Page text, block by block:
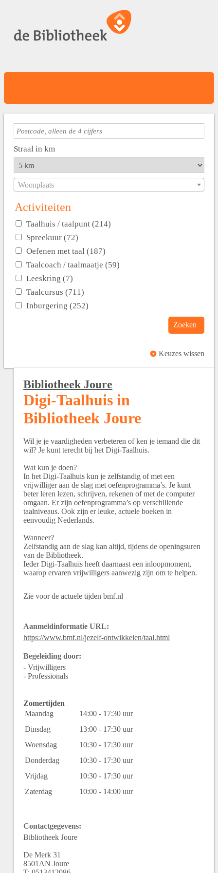
Straal in km
Woonplaats
Activiteiten
Taalhuis / taalpunt (214)
Spreekuur (72)
Oefenen met taal (187)
Taalcoach / taalmaatje (59)
Leeskring (7)
Taalcursus (711)
Inburgering (252)
Zoeken
Keuzes wissen
Bibliotheek Joure
Digi-Taalhuis in
Bibliotheek Joure
Wil je je vaardigheden verbeteren of ken je iemand die dit
wil? Je kunt terecht bij het Digi-Taalhuis.
Wat kun je doen?
In het Digi-Taalhuis kun je zelfstandig of met een
vrijwilliger aan de slag met oefenprogramma’s. Je kunt
beter leren lezen, schrijven, rekenen of met de computer
omgaan. Er zijn oefenprogramma’s op verschillende
taalniveaus. Ook zijn er leuke, actuele boeken in
eenvoudig Nederlands.
Wanneer?
Zelfstandig aan de slag kan altijd, tijdens de openingsuren
van de Bibliotheek.
Ieder Digi-Taalhuis heeft daarnaast een inloopmoment,
waarop ervaren vrijwilligers aanwezig zijn om te helpen.
Zie voor de actuele tijden bmf.nl
Aanmeldinformatie URL:
https://www.bmf.nl/jezelf-ontwikkelen/taal.html
Begeleiding door:
- Vrijwilligers
- Professionals
Zomertijden
Maandag
14:00 - 17:30 uur
Dinsdag
13:00 - 17:30 uur
Woensdag
10:30 - 17:30 uur
Donderdag
10:30 - 17:30 uur
Vrijdag
10:30 - 17:30 uur
Zaterdag
10:00 - 14:00 uur
Contactgegevens:
Bibliotheek Joure
De Merk 31
8501AN Joure